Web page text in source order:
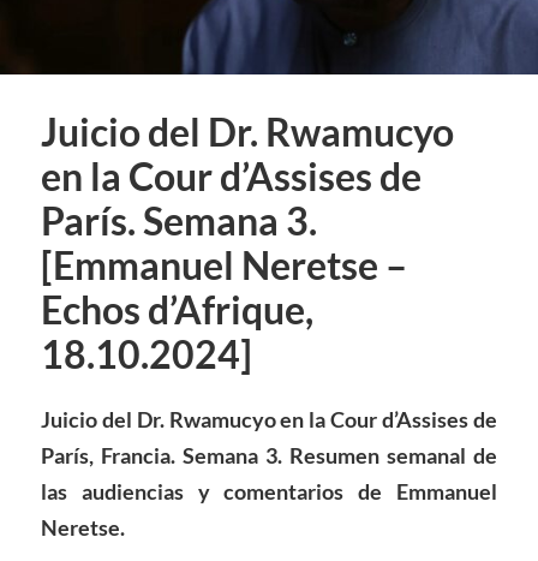
Juicio del Dr. Rwamucyo
en la Cour d’Assises de
París. Semana 3.
[Emmanuel Neretse –
Echos d’Afrique,
18.10.2024]
Juicio del Dr. Rwamucyo en la Cour d’Assises de
París, Francia. Semana 3. Resumen semanal de
las audiencias y comentarios de Emmanuel
Neretse.